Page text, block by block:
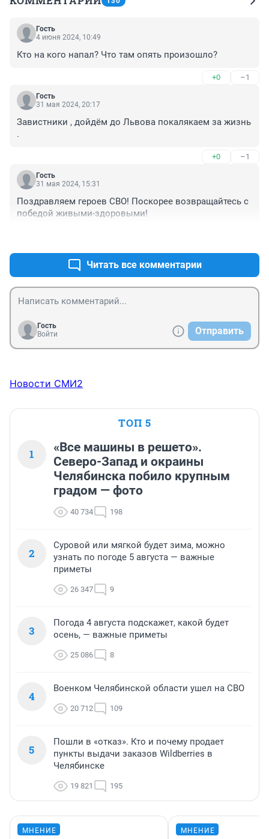
Гость
4 июня 2024, 10:49
Кто на кого напал? Что там опять произошло?
+0 –1
Гость
31 мая 2024, 20:17
Завистники , дойдём до Львова покалякаем за жизнь
.
+0 –1
Гость
31 мая 2024, 15:31
Поздравляем героев СВО! Поскорее возвращайтесь с
победой живыми-здоровыми!
Читать все комментарии
Гость
Войти
Отправить
Новости СМИ2
ТОП 5
1
«Все машины в решето».
Северо-Запад и окраины
Челябинска побило крупным
градом — фото
40 734 198
2
Суровой или мягкой будет зима, можно
узнать по погоде 5 августа — важные
приметы
26 347 9
3
Погода 4 августа подскажет, какой будет
осень, — важные приметы
25 086 8
4
Военком Челябинской области ушел на СВО
20 712 109
5
Пошли в «отказ». Кто и почему продает
пункты выдачи заказов Wildberries в
Челябинске
19 821 195
МНЕНИЕ МНЕНИЕ